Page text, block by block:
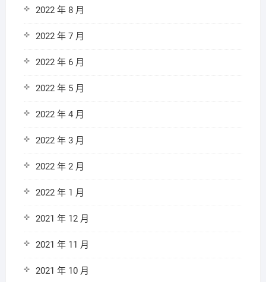
2022 年 8 月
2022 年 7 月
2022 年 6 月
2022 年 5 月
2022 年 4 月
2022 年 3 月
2022 年 2 月
2022 年 1 月
2021 年 12 月
2021 年 11 月
2021 年 10 月